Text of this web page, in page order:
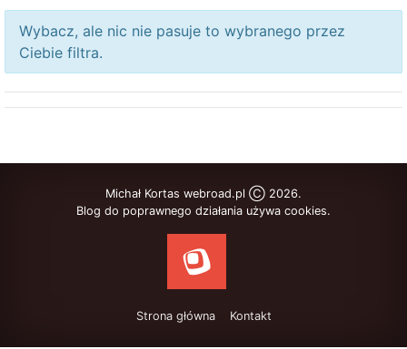
Wybacz, ale nic nie pasuje to wybranego przez
Ciebie filtra.
Michał Kortas webroad.pl Ⓒ 2026.
Blog do poprawnego działania używa cookies.
Strona główna Kontakt